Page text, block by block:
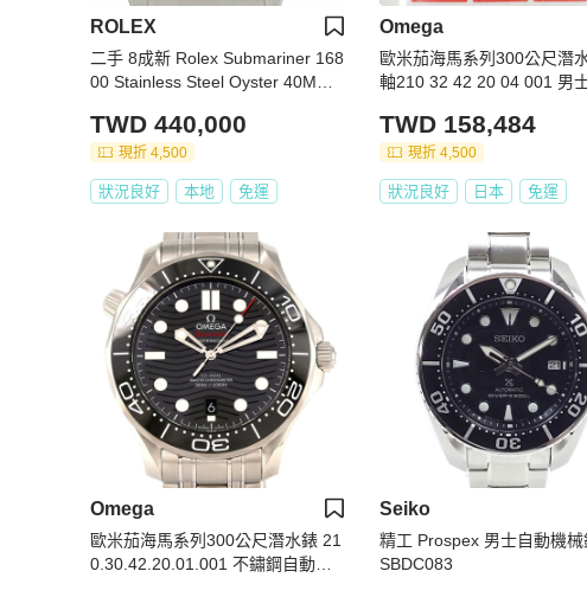
ROLEX
二手 8成新 Rolex Submariner 168
00 Stainless Steel Oyster 40MM
TWD 440,000
現折 4,500
狀況良好 本地 免運
Omega
歐米茄海馬系列300公尺潛
軸210 32 42 20 04 001 男士
TWD 158,484
現折 4,500
狀況良好 日本 免運
Omega
歐米茄海馬系列300公尺潛水錶 21
0.30.42.20.01.001 不鏽鋼自動腕
Seiko
精工 Prospex 男士自動機械
SBDC083